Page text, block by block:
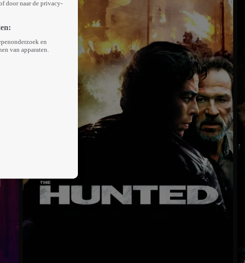
door naar de privacy-
en
van apparaten.